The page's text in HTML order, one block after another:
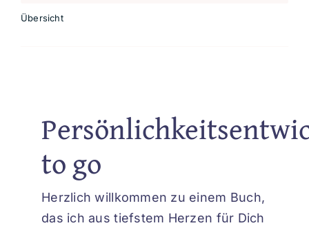
Übersicht
to go
Herzlich willkommen zu einem Buch,
das ich aus tiefstem Herzen für Dich